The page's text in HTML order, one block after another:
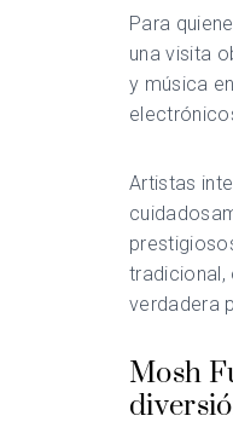
Para
una visita
y música
Artistas
tradicional,
verdadera
Mosh